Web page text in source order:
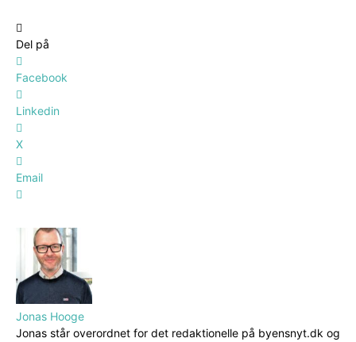
Del på
Facebook
Linkedin
X
Email
Jonas Hooge
Jonas står overordnet for det redaktionelle på byensnyt.dk og